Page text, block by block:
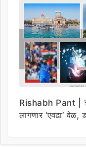
Rishabh Pant |
लागणार ‘एवढा’ वेळ,